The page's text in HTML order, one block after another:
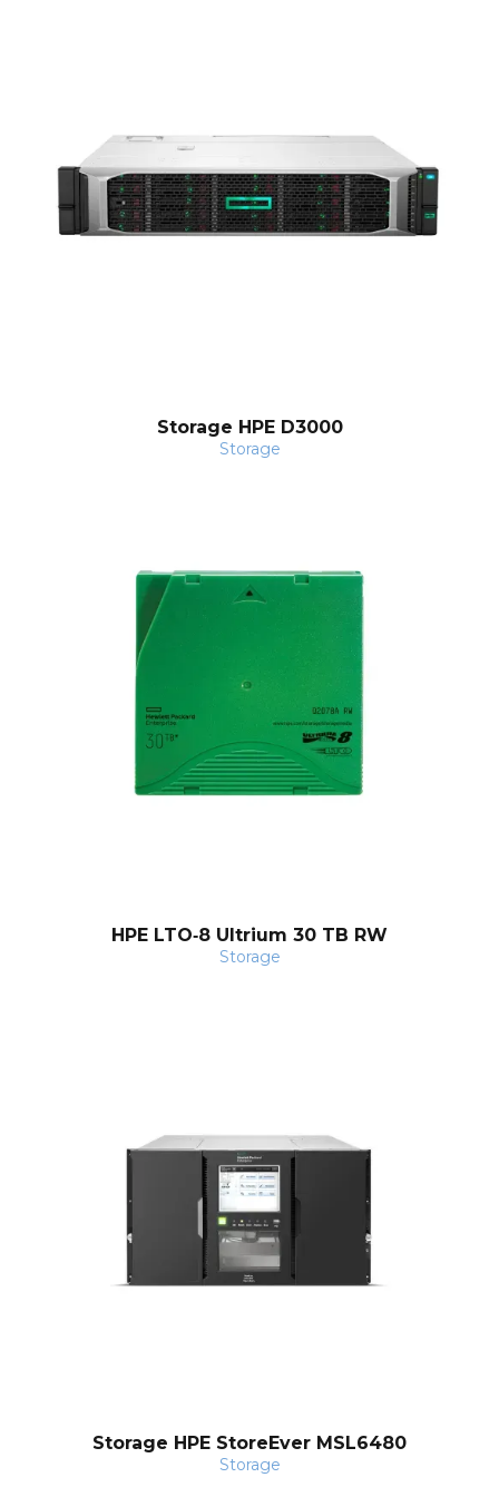
Storage HPE D3000
Storage
HPE LTO‑8 Ultrium 30 TB RW
Storage
Storage HPE StoreEver MSL6480
Storage